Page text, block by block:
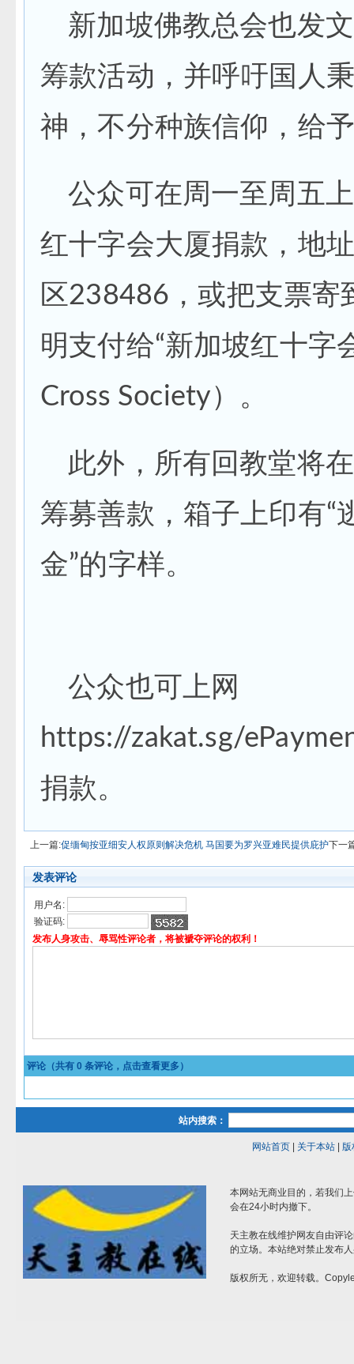
新加坡佛教总会也发
筹款活动，并呼吁国人
神，不分种族信仰，给
公众可在周一至周五
红十字会大厦捐款，地
区238486，或把支票寄
明支付给“新加坡红十字
Cross Society）。
此外，所有回教堂将
筹募善款，箱子上印有“
金”的字样。
公众也可上网
https://zakat.sg/
捐款。
上一篇:促缅甸按亚细安人权原则解决危机 马国要为罗兴亚难民提供庇护下一
发表评论
用户名:
验证码:
发布人身攻击、辱骂性评论者，将被褫夺评论的权利！
评论（共有 0 条评论，点击查看更多）
站内搜索：
网站首页| 关于本站| 版
本网站无商业目的，若我们
会在24小时内撤下。
天主教在线维护网友自由评
的立场。本站绝对禁止发布
版权所无，欢迎转载。